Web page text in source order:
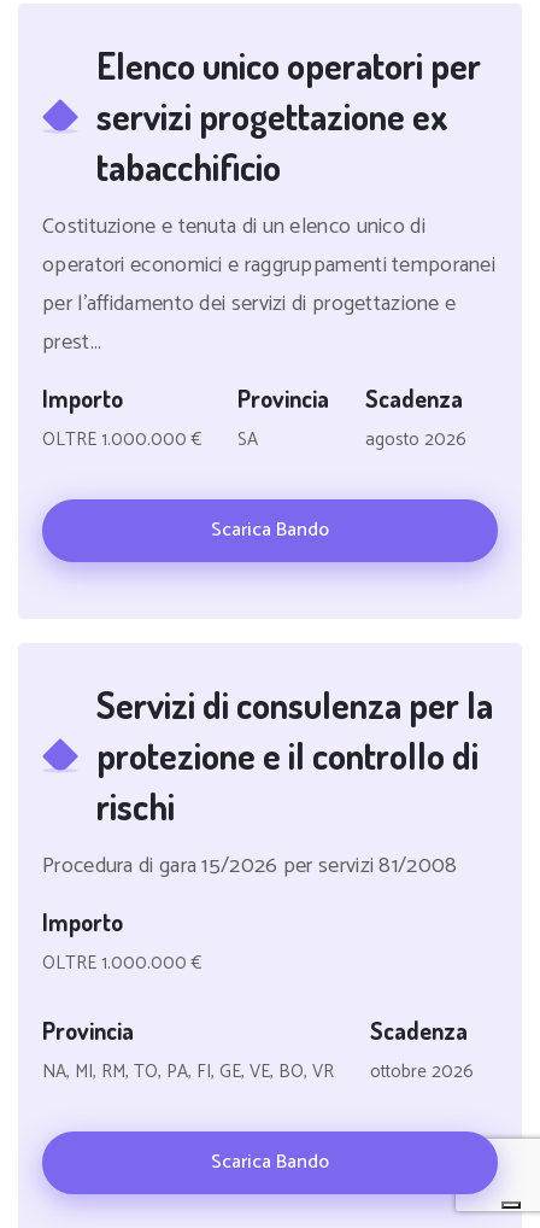
Elenco unico operatori per
servizi progettazione ex
tabacchificio
Costituzione e tenuta di un elenco unico di
operatori economici e raggruppamenti temporanei
per l'affidamento dei servizi di progettazione e
prest...
Importo
OLTRE 1.000.000 €
Provincia
SA
Scadenza
agosto 2026
Scarica Bando
Servizi di consulenza per la
protezione e il controllo di
rischi
Procedura di gara 15/2026 per servizi 81/2008
Importo
OLTRE 1.000.000 €
Provincia
NA, MI, RM, TO, PA, FI, GE, VE, BO, VR
Scadenza
ottobre 2026
Scarica Bando